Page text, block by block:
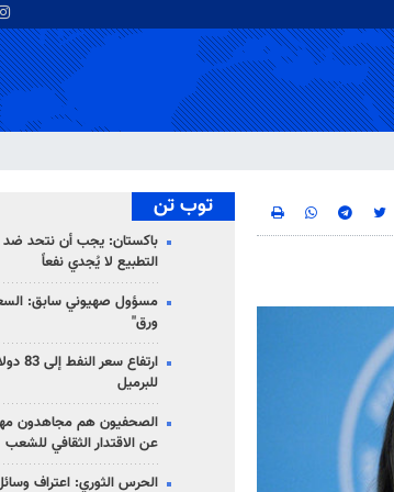
توب تن
باكستان: يجب أن نتحد ضد
التطبيع لا يُجدي نفعاً
مسؤول صهيوني سابق:
ورق"
للبرميل
الصحفيون هم مجاهدون
عن الاقتدار الثقافي للشعب
الحرس الثوري: اعتراف